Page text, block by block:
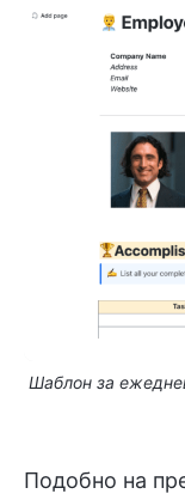
Шаблон за
Подобно на